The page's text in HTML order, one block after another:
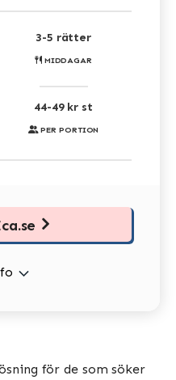
MIDDAGAR
3-5 rätter
PER PORTION
44-49 kr st
för de som söker